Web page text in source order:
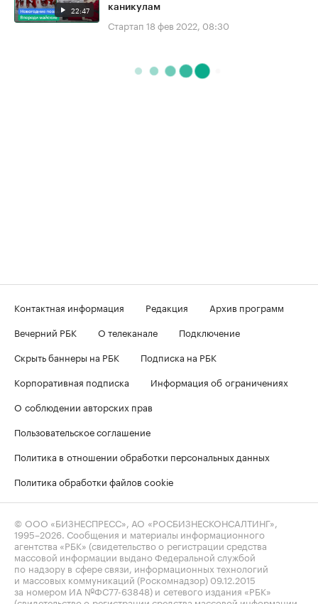
22:47
каникулам
Стартап 18 фев 2022, 08:30
Контактная информация Редакция
Архив программ
Вечерний РБК
О телеканале
Подключение
Скрыть баннеры на РБК
Подписка на РБК
Корпоративная подписка
Информация об ограничениях
О соблюдении авторских прав
Пользовательское соглашение
Политика в отношении обработки персональных данных
Политика обработки файлов cookie
© ООО «БИЗНЕСПРЕСС», АО «РОСБИЗНЕСКОНСАЛТИНГ»,
1995–2026 . Сообщения и материалы информационного
агентства «РБК» (свидетельство о регистрации средства
массовой информации выдано Федеральной службой
по надзору в сфере связи, информационных технологий
и массовых коммуникаций (Роскомнадзор) 09.12.2015
за номером ИА №ФС77-63848) и сетевого издания «РБК»